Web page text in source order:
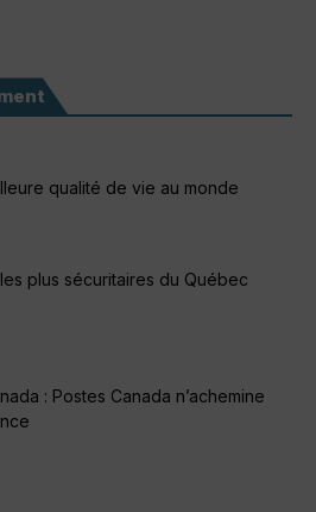
qualité de vie au monde
plus sécuritaires du Québec
: Postes Canada n’achemine